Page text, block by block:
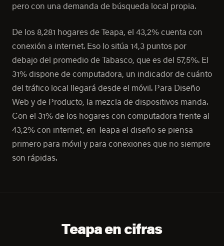
pero con una demanda de búsqueda local propia.
De los 8,281 hogares de Teapa, el 43,2% cuenta con
conexión a internet. Eso lo sitúa 14,3 puntos por
debajo del promedio de Tabasco, que es del 57,5%. El
31% dispone de computadora, un indicador de cuánto
del tráfico local llegará desde el móvil. Para Diseño
Web y de Producto, la mezcla de dispositivos manda.
Con el 31% de los hogares con computadora frente al
43,2% con internet, en Teapa el diseño se piensa
primero para móvil y para conexiones que no siempre
son rápidas.
Teapa en cifras